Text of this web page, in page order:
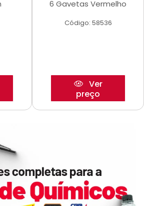
6 Gavetas Vermelho
Código: 58536
Ver
preço